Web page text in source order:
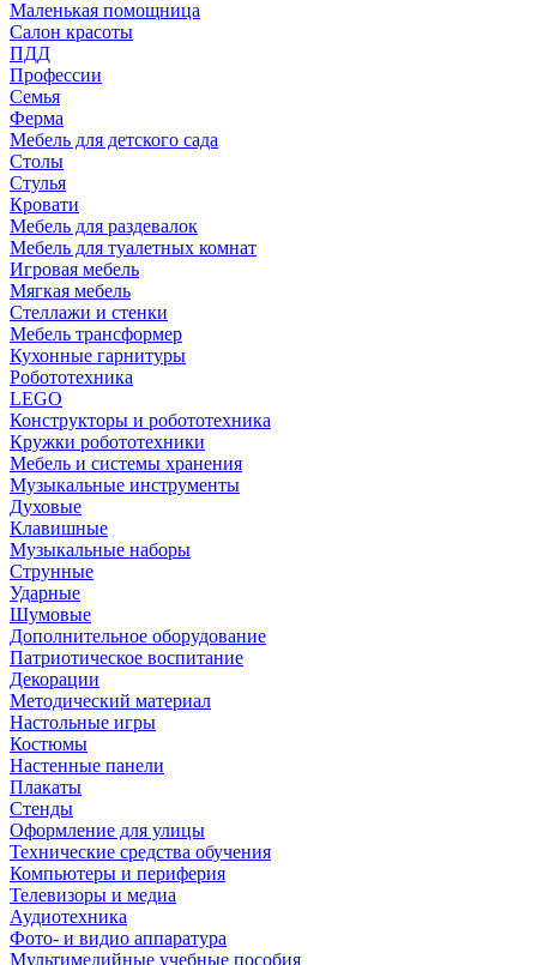
Маленькая помощница
Салон красоты
ПДД
Профессии
Семья
Ферма
Мебель для детского сада
Столы
Cтулья
Кровати
Мебель для раздевалок
Мебель для туалетных комнат
Игровая мебель
Мягкая мебель
Стеллажи и стенки
Мебель трансформер
Кухонные гарнитуры
Робототехника
LEGO
Конструкторы и робототехника
Кружки робототехники
Мебель и системы хранения
Музыкальные инструменты
Духовые
Клавишные
Музыкальные наборы
Струнные
Ударные
Шумовые
Дополнительное оборудование
Патриотическое воспитание
Декорации
Методический материал
Настольные игры
Костюмы
Настенные панели
Плакаты
Стенды
Оформление для улицы
Технические средства обучения
Компьютеры и периферия
Телевизоры и медиа
Аудиотехника
Фото- и видио аппаратура
Мультимедийные учебные пособия